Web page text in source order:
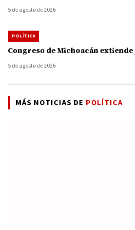
5 de agosto de 2026
POLÍTICA
Congreso de Michoacán
5 de agosto de 2026
MÁS NOTICIAS DE POLÍTICA